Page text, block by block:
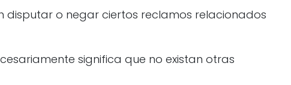
o negar ciertos reclamos relacionados
significa que no existan otras